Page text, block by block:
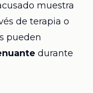
muestra
de terapia o
pueden
durante